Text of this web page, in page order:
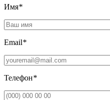
Имя*
Email*
Телефон*